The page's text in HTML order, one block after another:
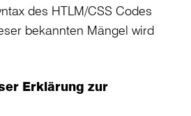
des HTLM/CSS Codes
bekannten Mängel wird
Erklärung zur